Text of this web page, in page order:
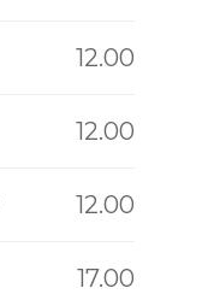
12.00
12.00
12.00
17.00